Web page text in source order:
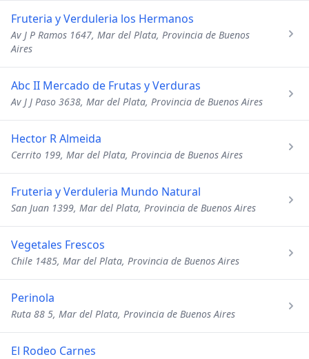
Fruteria y Verduleria los Hermanos
Av J P Ramos 1647, Mar del Plata, Provincia de Buenos
Aires
Abc II Mercado de Frutas y Verduras
Av J J Paso 3638, Mar del Plata, Provincia de Buenos Aires
Hector R Almeida
Cerrito 199, Mar del Plata, Provincia de Buenos Aires
Fruteria y Verduleria Mundo Natural
San Juan 1399, Mar del Plata, Provincia de Buenos Aires
Vegetales Frescos
Chile 1485, Mar del Plata, Provincia de Buenos Aires
Perinola
Ruta 88 5, Mar del Plata, Provincia de Buenos Aires
El Rodeo Carnes